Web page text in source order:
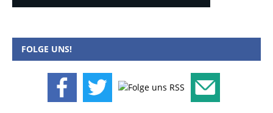
FOLGE UNS!